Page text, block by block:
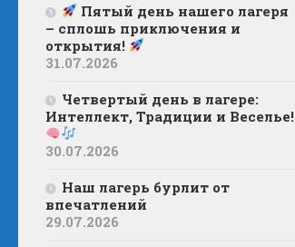
Пятый день нашего лагеря
– сплошь приключения и
открытия!
31.07.2026
Четвертый день в лагере:
Интеллект, Традиции и Веселье!
30.07.2026
Наш лагерь бурлит от
впечатлений
29.07.2026